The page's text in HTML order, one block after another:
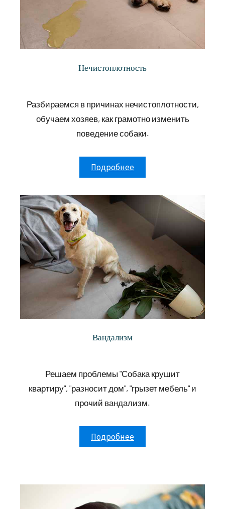
Нечистоплотность
Разбираемся в причинах нечистоплотности,
обучаем хозяев, как грамотно изменить
поведение собаки.
Подробнее
Вандализм
Решаем проблемы "Собака крушит
квартиру", "разносит дом", "грызет мебель" и
прочий вандализм.
Подробнее